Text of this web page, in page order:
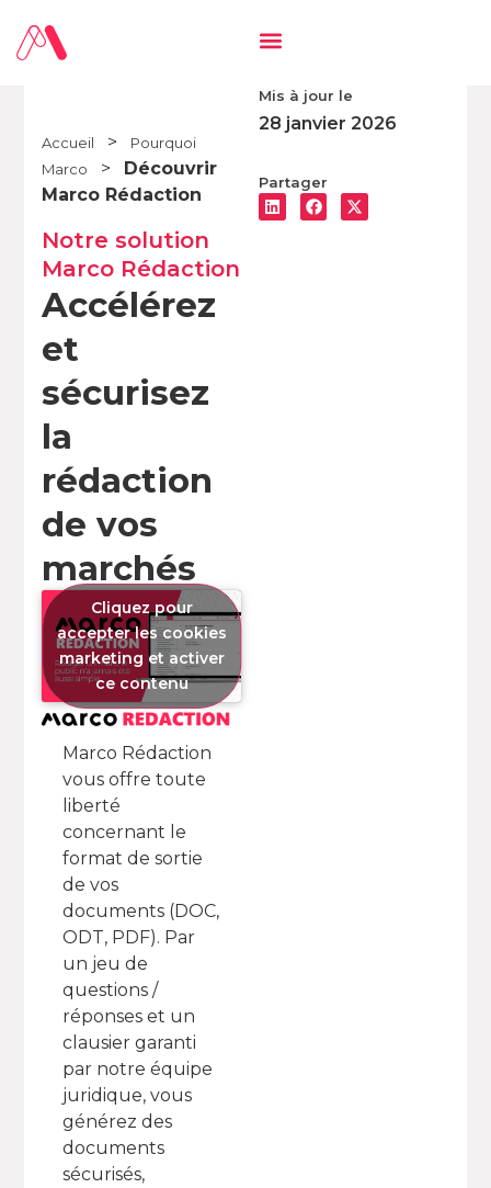
Accueil >
Pourquoi
Marco
>
Découvrir
Marco Rédaction
Notre solution
Marco Rédaction
Accélérez
et
sécurisez
la
rédaction
de vos
marchés
Cliquez pour
accepter les cookies
marketing et activer
ce contenu
Marco Rédaction
vous offre toute
liberté
concernant le
format de sortie
de vos
documents (DOC,
ODT, PDF). Par
un jeu de
questions /
réponses et un
clausier garanti
par notre équipe
juridique, vous
générez des
documents
sécurisés,
Mis à jour le
28 janvier 2026
Partager